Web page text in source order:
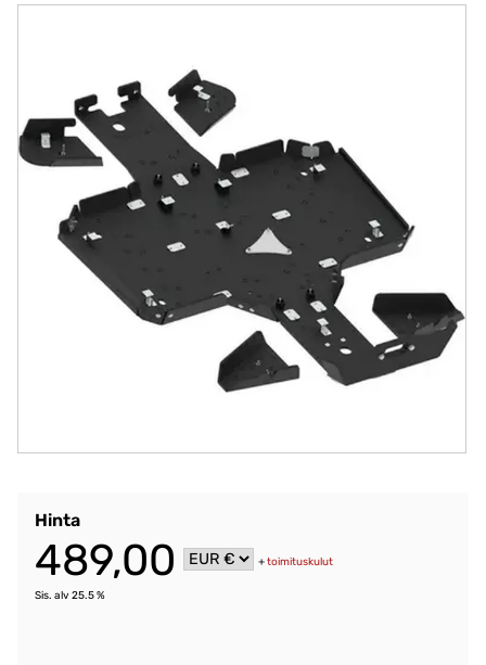
Hinta
489,00 +toimituskulut
Sis. alv 25.5 %